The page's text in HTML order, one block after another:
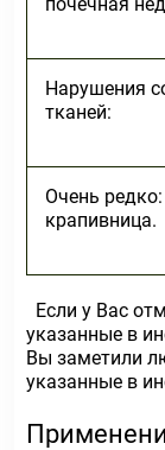
Нарушения
тканей:
Очень
крапивница.
Если у Вас
указанные в
Вы заметили
указанные в